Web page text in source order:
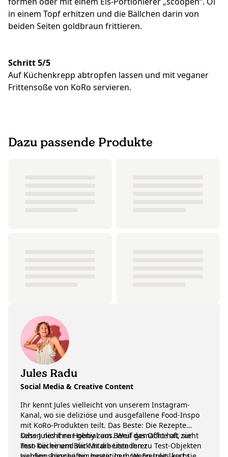
in einem Topf erhitzen und die Bällchen darin von
beiden Seiten goldbraun frittieren.
Schritt 5/5
Auf Küchenkrepp abtropfen lassen und mit veganer
Frittensoße von KoRo servieren.
Dazu passende Produkte
Jules Radu
Social Media & Creative Content
Ihr kennt Jules vielleicht von unserem Instagram-
Kanal, wo sie deliziöse und ausgefallene Food-Inspo
mit KoRo-Produkten teilt. Das Beste: Die Rezepte
sehen nicht nur genial aus. Weil das Office oft zur
Test-Küche und wir Mitarbeitenden zu Test-Objekten
Dass Jules ihre Hobby zum Beruf gemacht hat, sieht
man bei einem Blick in die Liste ihrer